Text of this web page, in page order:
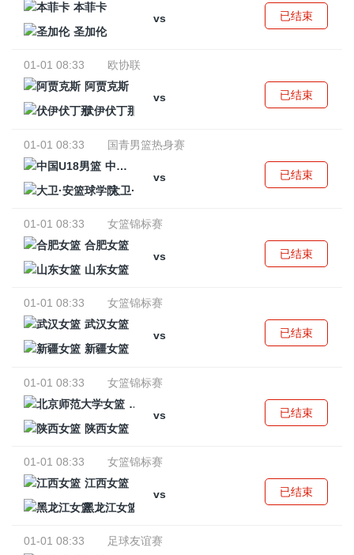
本菲卡
vs
圣加伦
已结束
01-01 08:33
欧协联
阿贾克斯
vs
伏伊伏丁那
已结束
01-01 08:33
国青男篮热身赛
中国U18男篮
vs
大卫·安篮球学院
已结束
01-01 08:33
女篮锦标赛
合肥女篮
vs
山东女篮
已结束
01-01 08:33
女篮锦标赛
武汉女篮
vs
新疆女篮
已结束
01-01 08:33
女篮锦标赛
北京师范大学女篮
vs
陕西女篮
已结束
01-01 08:33
女篮锦标赛
江西女篮
vs
黑龙江女篮
已结束
01-01 08:33
足球友谊赛